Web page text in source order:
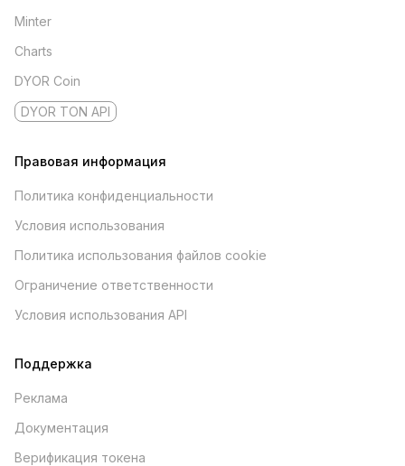
Minter
Charts
DYOR Coin
DYOR TON API
Правовая информация
Политика конфиденциальности
Условия использования
Политика использования файлов cookie
Ограничение ответственности
Условия использования API
Поддержка
Реклама
Документация
Верификация токена